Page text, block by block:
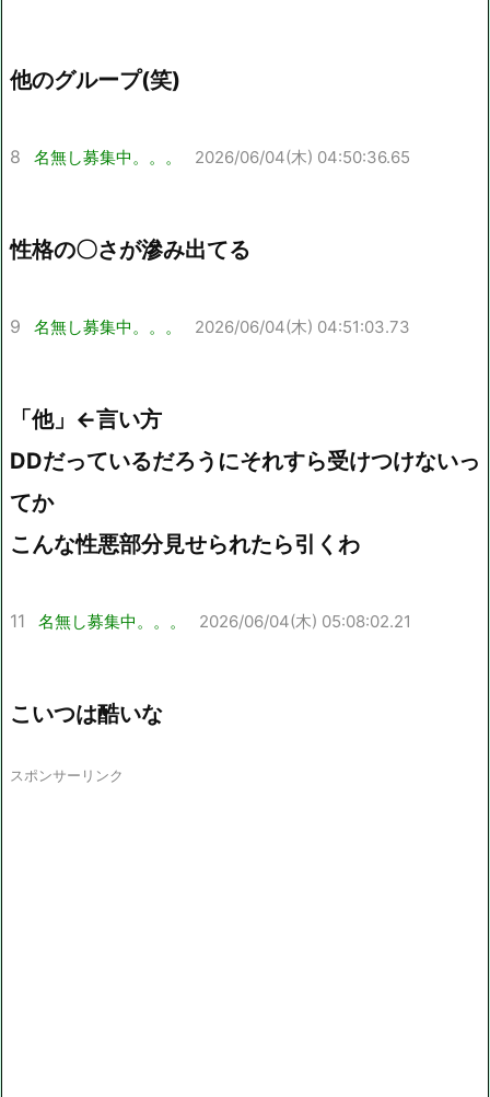
他のグループ(笑)
8 名無し募集中。。。 2026/06/04(木) 04:50:36.65
性格の〇さが滲み出てる
9 名無し募集中。。。 2026/06/04(木) 04:51:03.73
「他」←言い方
DDだっているだろうにそれすら受けつけないっ
てか
こんな性悪部分見せられたら引くわ
11 名無し募集中。。。 2026/06/04(木) 05:08:02.21
こいつは酷いな
スポンサーリンク